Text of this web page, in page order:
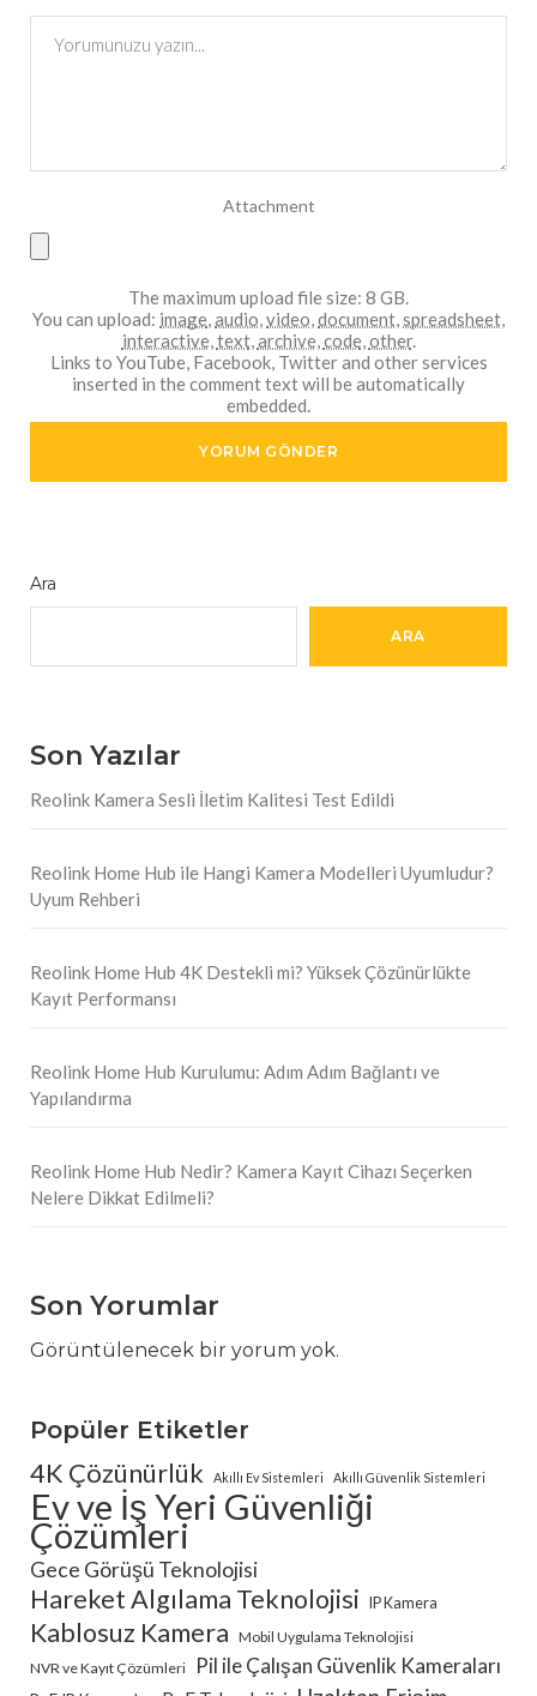
Attachment
The maximum upload file size: 8 GB.
You can upload: image audio video document spreadsheet
interactive, text, archive, code, other.
Links to YouTube, Facebook, Twitter and other services
inserted in the comment text will be automatically
embedded.
Ara
ARA
Son Yazılar
Reolink Kamera Sesli İletim Kalitesi Test Edildi
Reolink Home Hub ile Hangi Kamera Modelleri Uyumludur?
Uyum Rehberi
Reolink Home Hub 4K Destekli mi? Yüksek Çözünürlükte
Kayıt Performansı
Reolink Home Hub Kurulumu: Adım Adım Bağlantı ve
Yapılandırma
Reolink Home Hub Nedir? Kamera Kayıt Cihazı Seçerken
Nelere Dikkat Edilmeli?
Son Yorumlar
Görüntülenecek bir yorum yok.
Popüler Etiketler
4K Çözünürlük Akıllı Ev Sistemleri Akıllı Güvenlik Sistemleri
Ev ve İş Yeri Güvenliği
Çözümleri
Gece Görüşü Teknolojisi
Hareket Algılama Teknolojisi IP Kamera
Kablosuz Kamera Mobil Uygulama Teknolojisi
NVR ve Kayıt Çözümleri
Pil ile Çalışan Güvenlik Kameraları